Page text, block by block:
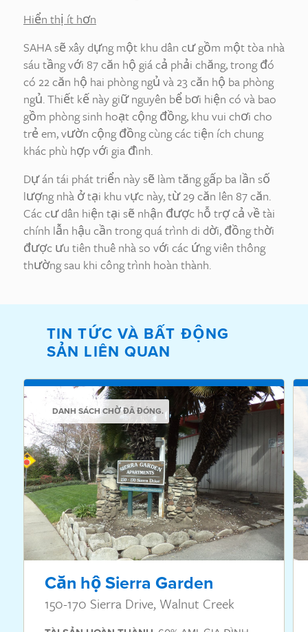
Hiển thị ít hơn
SAHA sẽ xây dựng một khu dân cư gồm một tòa nhà
sáu tầng với 87 căn hộ giá cả phải chăng, trong đó
có 22 căn hộ hai phòng ngủ và 23 căn hộ ba phòng
ngủ. Thiết kế này giữ nguyên bể bơi hiện có và bao
gồm phòng sinh hoạt cộng đồng, khu vui chơi cho
trẻ em, vườn cộng đồng cùng các tiện ích chung
khác phù hợp với gia đình.
Dự án tái phát triển này sẽ làm tăng gấp ba lần số
lượng nhà ở tại khu vực này, từ 29 căn lên 87 căn.
Các cư dân hiện tại sẽ nhận được hỗ trợ cả về tài
chính lẫn hậu cần trong quá trình di dời, đồng thời
được ưu tiên thuê nhà so với các ứng viên thông
thường sau khi công trình hoàn thành.
TIN TỨC VÀ BẤT ĐỘNG
SẢN LIÊN QUAN
DANH SÁCH CHỜ ĐÃ ĐÓNG.
Căn hộ Sierra Garden
150-170 Sierra Drive, Walnut Creek